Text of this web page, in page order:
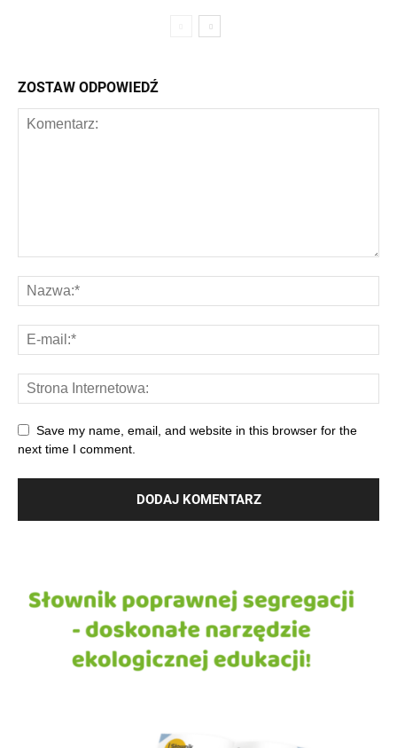
ZOSTAW ODPOWIEDŹ
Save my name, email, and website in this browser for the
next time I comment.